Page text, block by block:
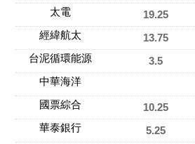
太電
19.25
經緯航太
13.75
台泥循環能源
3.5
中華海洋
國票綜合
10.25
華泰銀行
5.25